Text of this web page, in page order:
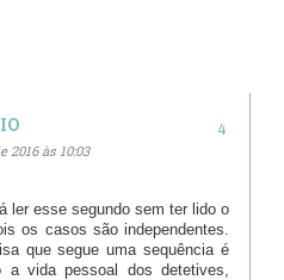
2016 às 10:03
ler esse segundo sem ter lido o
os casos são independentes.
que segue uma sequência é
a vida pessoal dos detetives,